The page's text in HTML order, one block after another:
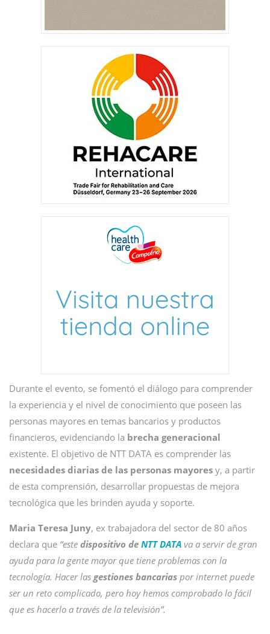
Durante el evento, se fomentó el diálogo para comprender
la experiencia y el nivel de conocimiento que poseen las
personas mayores en temas bancarios y productos
financieros, evidenciando la brecha generacional
existente. El objetivo de NTT DATA es comprender las
necesidades diarias de las personas mayores y, a partir
de esta comprensión, desarrollar propuestas de mejora
tecnológica que les brinden ayuda y soporte.
Maria Teresa Juny, ex trabajadora del sector de 80 años
declara que “este dispositivo de NTT DATA va a servir de gran
ayuda para la gente mayor que tiene problemas con la
tecnología. Hacer las gestiones bancarias por internet puede
ser un reto complicado, pero hoy hemos comprobado lo fácil
que es hacerlo a través de la televisión”.